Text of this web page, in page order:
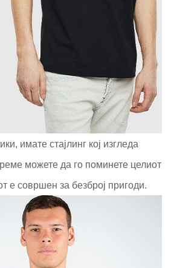
имате стајлинг кој изгледа
можете да го поминете целиот
е совршен за безброј пригоди.